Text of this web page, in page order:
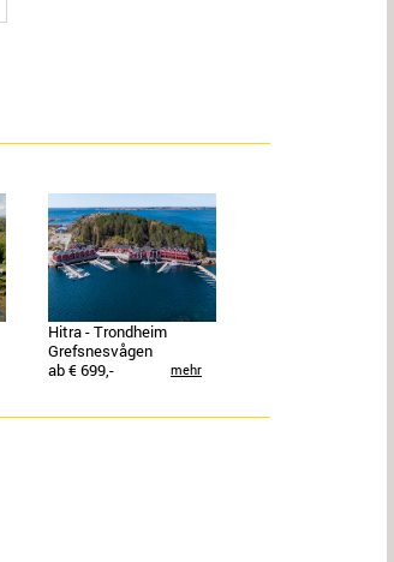
Hitra - Trondheim
Grefsnesvågen
ab € 699,-
mehr